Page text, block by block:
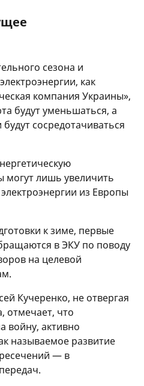
сезона и
как
компания Украины»,
будут уменьшаться, а
сосредотачиваться
могут лишь увеличить
из Европы
к зиме, первые
в ЭКУ по поводу
на целевой
Кучеренко, не отвергая
отмечает, что
войну, активно
называемое развитие
— в